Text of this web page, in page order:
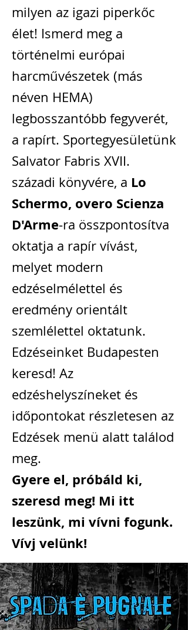
milyen az igazi piperkőc
élet! Ismerd meg a
történelmi európai
harcművészetek (más
néven HEMA)
legbosszantóbb fegyverét,
a rapírt. Sportegyesületünk
Salvator Fabris XVII.
századi könyvére, a Lo
Schermo, overo Scienza
D'Arme-ra összpontosítva
oktatja a rapír vívást,
melyet modern
edzéselmélettel és
eredmény orientált
szemlélettel oktatunk.
Edzéseinket Budapesten
keresd! Az
edzéshelyszíneket és
időpontokat részletesen az
Edzések menü alatt találod
meg.
Gyere el, próbáld ki,
szeresd meg! Mi itt
leszünk, mi vívni fogunk.
Vívj velünk!